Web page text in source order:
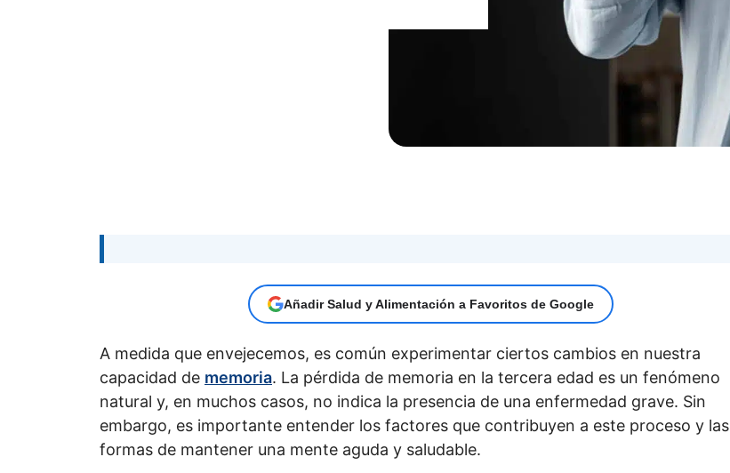
Añadir Salud y Alimentación a Favoritos de Google
A medida que envejecemos, es común experimentar ciertos cambios en nuestra
capacidad de memoria. La pérdida de memoria en la tercera edad es un fenómeno
natural y, en muchos casos, no indica la presencia de una enfermedad grave. Sin
embargo, es importante entender los factores que contribuyen a este proceso y las
formas de mantener una mente aguda y saludable.